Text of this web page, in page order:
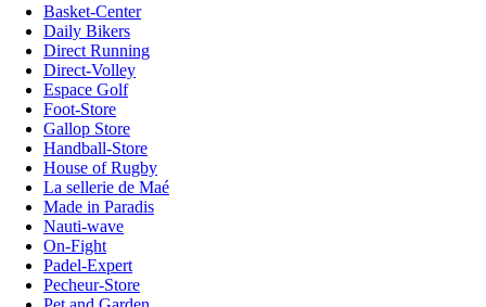
Basket-Center
Daily Bikers
Direct Running
Direct-Volley
Espace Golf
Foot-Store
Gallop Store
Handball-Store
House of Rugby
La sellerie de Maé
Made in Paradis
Nauti-wave
On-Fight
Padel-Expert
Pecheur-Store